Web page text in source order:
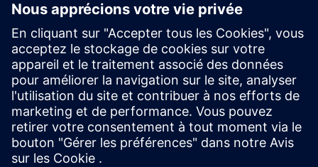
Demande de formation exclusive
Veuillez remplir le formulaire ci-dessous si vous souhaitez
obtenir un devis pour une formation exclusive, que ce soit sur
site, en ligne ou dans notre centre de formation SITRAIN. Ce
type de demande convient aux groupes plus importants (6
personnes ou plus). Après avoir fourni vos coordonnées et vos
besoins en matière de formation, vous recevrez un devis de
notre part.
Demander un devis exclusif